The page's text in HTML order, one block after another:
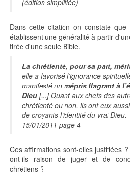
(édition simplifiée)
Dans cette citation on constate que
établissent une généralité à partir
tirée d'une seule Bible.
La chrétienté, pour sa part,
elle a favorisé l’ignorance
manifesté un mépris flagrant à
Dieu [...] Quant aux chefs des
chrétienté ou non, ils ont eux
de croyants l’identité du vrai
15/01/2011 page 4
Ces affirmations sont-elles justifiées
ont-ils raison de juger et de
chrétiens ?